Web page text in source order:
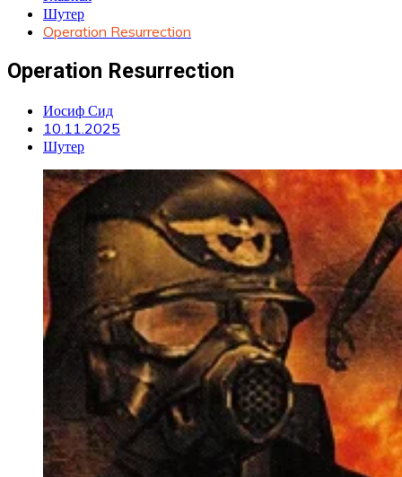
Шутер
Operation Resurrection
Operation Resurrection
Иосиф Сид
10.11.2025
Шутер